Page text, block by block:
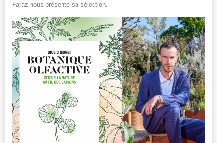
Faraz nous présente sa sélection.